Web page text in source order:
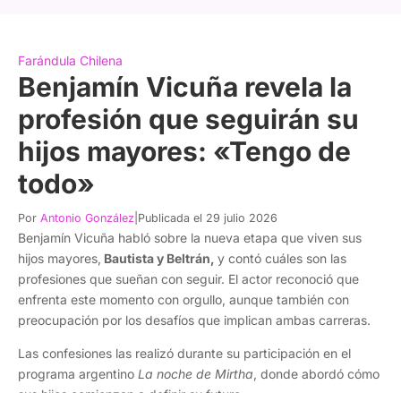
Farándula Chilena
Benjamín Vicuña revela la
profesión que seguirán su
hijos mayores: «Tengo de
todo»
Por Antonio González Publicada el 29 julio 2026
Benjamín Vicuña habló sobre la nueva etapa que viven sus
hijos mayores, Bautista y Beltrán, y contó cuáles son las
profesiones que sueñan con seguir. El actor reconoció que
enfrenta este momento con orgullo, aunque también con
preocupación por los desafíos que implican ambas carreras.
Las confesiones las realizó durante su participación en el
programa argentino La noche de Mirtha, donde abordó cómo